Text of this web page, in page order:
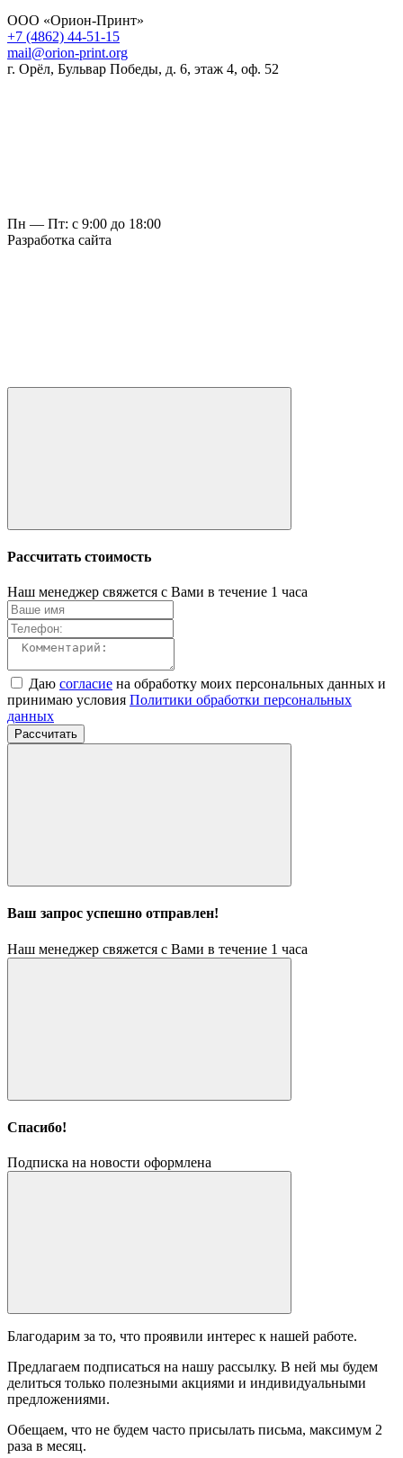
ООО «Орион-Принт»
+7 (4862) 44-51-15
mail@orion-print.org
г. Орёл, Бульвар Победы, д. 6, этаж 4, оф. 52
Пн — Пт: с 9:00 до 18:00
Разработка сайта
Рассчитать стоимость
Наш менеджер свяжется с Вами в течение 1 часа
Даю согласие на обработку моих персональных данных и
принимаю условия Политики обработки персональных
данных
Рассчитать
Ваш запрос успешно отправлен!
Наш менеджер свяжется с Вами в течение 1 часа
Спасибо!
Подписка на новости оформлена
Благодарим за то, что проявили интерес к нашей работе.
Предлагаем подписаться на нашу рассылку. В ней мы будем
делиться только полезными акциями и индивидуальными
предложениями.
Обещаем, что не будем часто присылать письма, максимум 2
раза в месяц.